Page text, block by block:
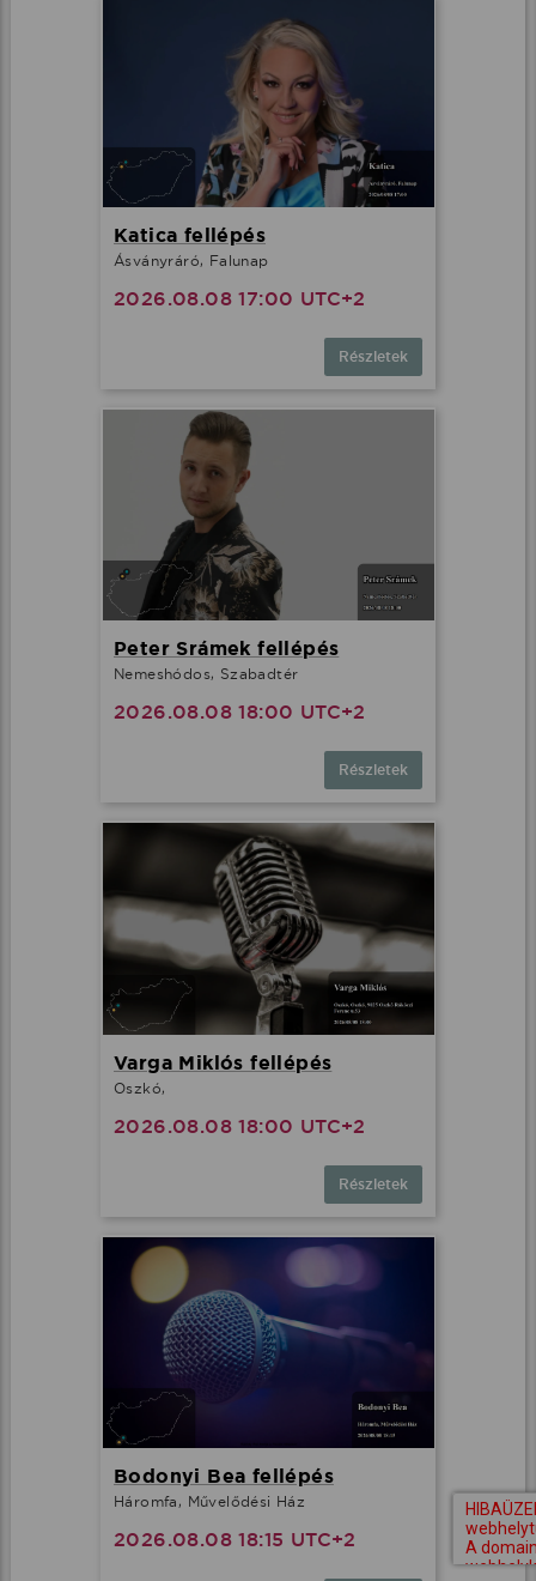
Katica fellépés
Ásványráró, Falunap
2026.08.08 17:00 UTC+2
Részletek
Peter Srámek fellépés
Nemeshódos, Szabadtér
2026.08.08 18:00 UTC+2
Részletek
Varga Miklós fellépés
Oszkó,
2026.08.08 18:00 UTC+2
Részletek
Bodonyi Bea fellépés
Háromfa, Művelődési Ház
2026.08.08 18:15 UTC+2